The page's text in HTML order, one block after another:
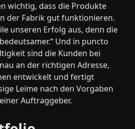
wichtig, dass die Produkte
der Fabrik gut funktionieren.
unseren Erfolg aus, denn die
Und in puncto
sind die Kunden bei
an der richtigen Adresse,
entwickelt und fertigt
Leime nach den Vorgaben
Auftraggeber.